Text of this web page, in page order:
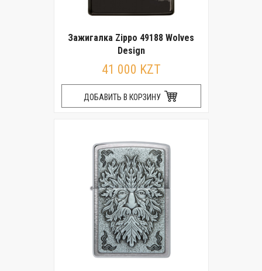
Зажигалка Zippo 49188 Wolves
Design
41 000 KZT
ДОБАВИТЬ В КОРЗИНУ